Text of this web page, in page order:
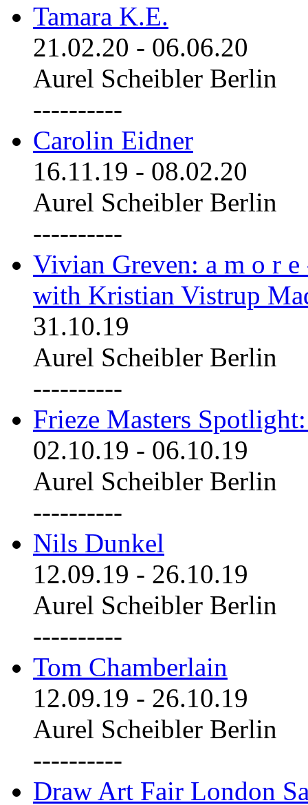
Tamara K.E.
21.02.20 - 06.06.20
Aurel Scheibler Berlin
----------
Carolin Eidner
16.11.19 - 08.02.20
Aurel Scheibler Berlin
----------
Vivian Greven: a m o r
with Kristian Vistrup
31.10.19
Aurel Scheibler Berlin
----------
Frieze Masters
02.10.19 - 06.10.19
Aurel Scheibler Berlin
----------
Nils Dunkel
12.09.19 - 26.10.19
Aurel Scheibler Berlin
----------
Tom Chamberlain
12.09.19 - 26.10.19
Aurel Scheibler Berlin
----------
Draw Art Fair London